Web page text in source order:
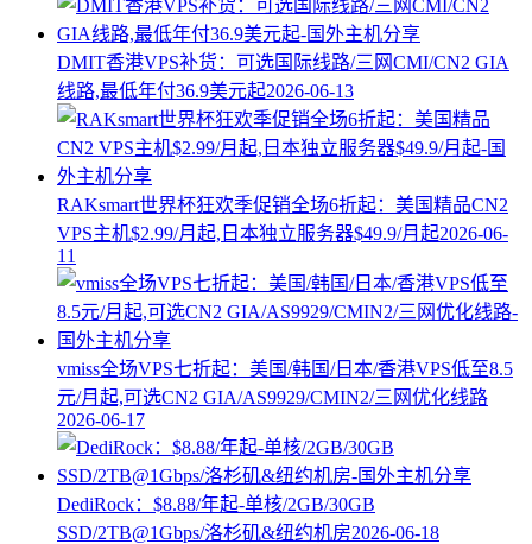
DMIT香港VPS补货：可选国际线路/三网CMI/CN2 GIA
线路,最低年付36.9美元起2026-06-13
RAKsmart世界杯狂欢季促销全场6折起：美国精品CN2
VPS主机$2.99/月起,日本独立服务器$49.9/月起2026-06-
11
vmiss全场VPS七折起：美国/韩国/日本/香港VPS低至8.5
元/月起,可选CN2 GIA/AS9929/CMIN2/三网优化线路
2026-06-17
DediRock：$8.88/年起-单核/2GB/30GB
SSD/2TB@1Gbps/洛杉矶&纽约机房2026-06-18